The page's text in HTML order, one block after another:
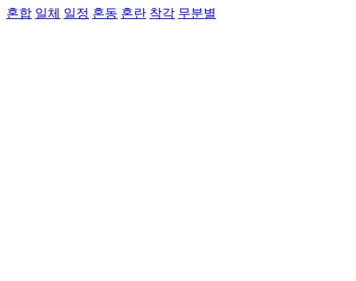
혼합 일체 일정 혼동 혼란 착각 무분별